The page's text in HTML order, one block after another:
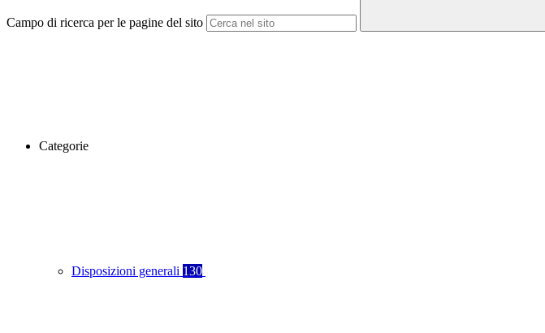
Campo di ricerca per le pagine del sito
Categorie
Disposizioni generali 130